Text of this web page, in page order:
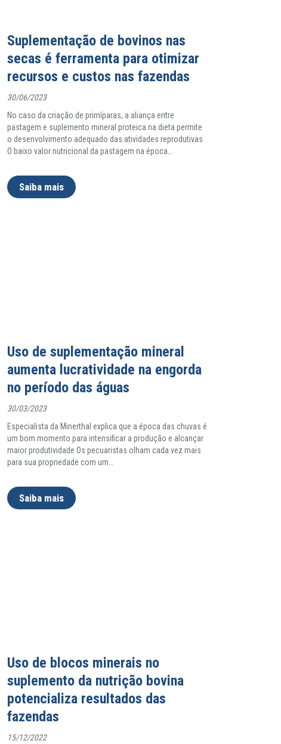
Suplementação de bovinos nas
secas é ferramenta para otimizar
recursos e custos nas fazendas
30/06/2023
No caso da criação de primíparas, a aliança entre
pastagem e suplemento mineral proteica na dieta permite
o desenvolvimento adequado das atividades reprodutivas
O baixo valor nutricional da pastagem na época
Saiba mais
Uso de suplementação mineral
aumenta lucratividade na engorda
no período das águas
30/03/2023
Especialista da Minerthal explica que a época das chuvas é
um bom momento para intensificar a produção e alcançar
maior produtividade Os pecuaristas olham cada vez mais
para sua propriedade com um
Saiba mais
Uso de blocos minerais no
suplemento da nutrição bovina
potencializa resultados das
fazendas
15/12/2022